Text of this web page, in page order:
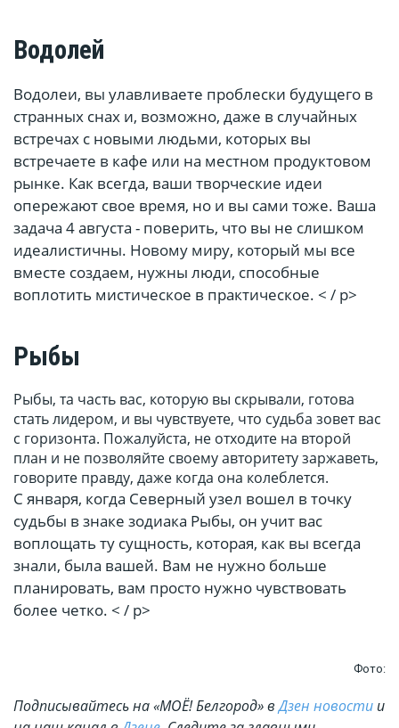
Водолей
Водолеи, вы улавливаете проблески будущего в
странных снах и, возможно, даже в случайных
встречах с новыми людьми, которых вы
встречаете в кафе или на местном продуктовом
рынке. Как всегда, ваши творческие идеи
опережают свое время, но и вы сами тоже. Ваша
задача 4 августа - поверить, что вы не слишком
идеалистичны. Новому миру, который мы все
вместе создаем, нужны люди, способные
воплотить мистическое в практическое. < / p>
Рыбы
Рыбы, та часть вас, которую вы скрывали, готова
стать лидером, и вы чувствуете, что судьба зовет вас
с горизонта. Пожалуйста, не отходите на второй
план и не позволяйте своему авторитету заржаветь,
говорите правду, даже когда она колеблется.
С января, когда Северный узел вошел в точку
судьбы в знаке зодиака Рыбы, он учит вас
воплощать ту сущность, которая, как вы всегда
знали, была вашей. Вам не нужно больше
планировать, вам просто нужно чувствовать
более четко. < / p>
Фото:
Подписывайтесь на «МОЁ! Белгород» вДзен новости и